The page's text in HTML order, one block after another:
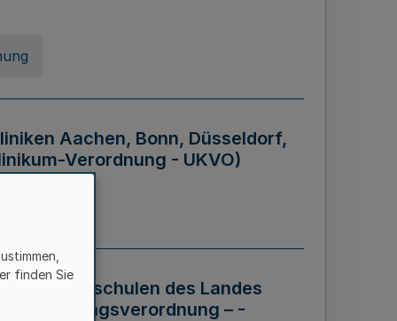
Aachen, Bonn, Düsseldorf,
Verordnung - UKVO)
der Hochschulen des Landes
– -
finden Sie